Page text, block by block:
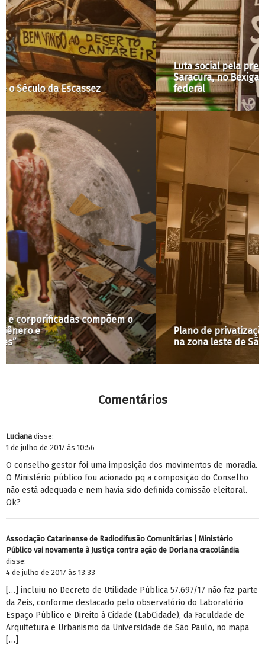
Luta social pela preservação do Quilombo
Saracura, no Bexiga (SP), chega ao governo
federal
Plano de privatização ameaça ocupação cultural
na zona leste de São Paulo
Comentários
Luciana disse:
1 de julho de 2017 às 10:56
O conselho gestor foi uma imposição dos movimentos de moradia.
O Ministério público fou acionado pq a composição do Conselho
não está adequada e nem havia sido definida comissão eleitoral.
Ok?
Associação Catarinense de Radiodifusão Comunitárias | Ministério
Público vai novamente à Justiça contra ação de Doria na cracolândia
disse:
4 de julho de 2017 às 13:33
[…] incluiu no Decreto de Utilidade Pública 57.697/17 não faz parte
da Zeis, conforme destacado pelo observatório do Laboratório
Espaço Público e Direito à Cidade (LabCidade), da Faculdade de
Arquitetura e Urbanismo da Universidade de São Paulo, no mapa
[…]